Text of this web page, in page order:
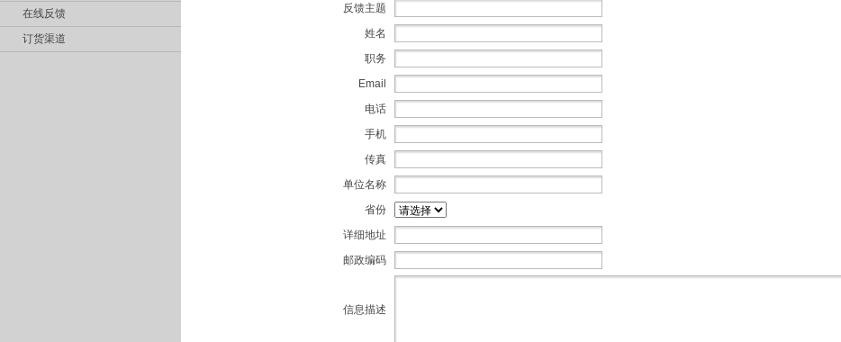
反馈主题
姓名
职务
Email
电话
手机
传真
单位名称
省份
详细地址
邮政编码
信息描述
在线反馈
订货渠道